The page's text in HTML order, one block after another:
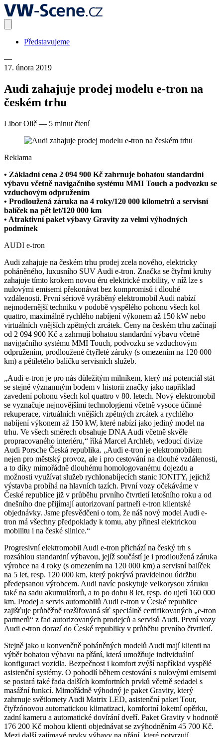
Představujeme
—
17. února 2019
Audi zahajuje prodej modelu e-tron na
českém trhu
Libor Olič — 5 minut čtení
Reklama
• Základní cena 2 094 900 Kč zahrnuje bohatou standardní
výbavu včetně navigačního systému MMI Touch a podvozku se
vzduchovým odpružením
• Prodloužená záruka na 4 roky/120 000 kilometrů a servisní
balíček na pět let/120 000 km
• Atraktivní paket výbavy Gravity za velmi výhodných
podmínek
AUDI e-tron
Audi zahajuje na českém trhu prodej zcela nového, elektricky
poháněného, luxusního SUV Audi e-tron. Značka se čtyřmi kruhy
zahajuje tímto krokem novou éru elektrické mobility, v níž lze s
nulovými emisemi překonávat bez kompromisů i dlouhé
vzdálenosti. První sériově vyráběný elektromobil Audi nabízí
nejmodernější techniku v podobě vyspělého pohonu všech kol
quattro, maximálně rychlého nabíjení výkonem až 150 kW nebo
virtuálních vnějších zpětných zrcátek. Ceny na českém trhu začínají
od 2 094 900 Kč a zahrnují bohatou standardní výbavu včetně
navigačního systému MMI Touch, podvozku se vzduchovým
odpružením, prodloužené čtyřleté záruky (s omezením na 120 000
km) a pětiletého balíčku servisních služeb.
„Audi e-tron je pro nás důležitým milníkem, který má potenciál stát
se stejně významným bodem v historii značky jako například
zavedení pohonu všech kol quattro v 80. letech. Nový elektromobil
se vyznačuje nejnovějšími technologiemi včetně vysoce účinné
rekuperace, virtuálních vnějších zpětných zrcátek a rychlého
nabíjení výkonem až 150 kW, které nabízí jako jediný model na
trhu. Ve všech směrech obsahuje DNA Audi včetně skvěle
propracovaného interiéru,“ říká Marcel Archleb, vedoucí divize
Audi Porsche Česká republika. „Audi e-tron je elektromobilem
nejen pro městský provoz, ale i pro cestování na dlouhé vzdálenosti,
a to díky mimořádně dlouhému homologovanému dojezdu a
možnosti využívat služeb rychlonabíjecích stanic IONITY, jejichž
výstavba probíhá na hlavních tazích. První vozy očekáváme v
České republice již v průběhu prvního čtvrtletí letošního roku a od
dnešního dne přijímají autorizovaní partneři e-tron klientské
objednávky. Jsme přesvědčeni o tom, že náš nový model Audi e-
tron má všechny předpoklady k tomu, aby přinesl elektrickou
mobilitu i na české silnice.“
Progresivní elektromobil Audi e-tron přichází na český trh s
rozsáhlou standardní výbavou, jejíž součástí je i prodloužená záruka
výrobce na 4 roky (s omezením na 120 000 km) a servisní balíček
na 5 let, resp. 120 000 km, který pokrývá pravidelnou údržbu
předepsanou výrobcem. Audi navíc poskytuje velkorysou záruku
také na sadu akumulátorů, a to po dobu 8 let, resp. do ujetí 160 000
km. Prodej a servis automobilů Audi e-tron v České republice
zajišťuje průběžně rozšiřovaná síť speciálně certifikovaných „e-tron
partnerů“ z řad autorizovaných prodejců a servisů Audi. První vozy
Audi e-tron dorazí do České republiky v průběhu prvního čtvrtletí.
Stejně jako u konvenčně poháněných modelů Audi mají klienti na
výběr bohatou výbavu na přání, která umožňuje individuální
konfiguraci vozidla. Bezpečnost i komfort zvýší například vyspělé
asistenční systémy. O pohodlí během cestování s nulovými emisemi
se postará také řada dalších komfortních prvků včetně sedadel s
masážní funkcí. Mimořádně výhodný je paket Gravity, který
zahrnuje světlomety Audi Matrix LED, asistenční paket Tour,
čtyřzónovou automatickou klimatizaci, komfortní loketní opěrku,
zadní kameru a automatické dovírání dveří. Paket Gravity v hodnotě
176 200 Kč mohou klienti objednávat se zvýhodněním 45 700 Kč.
Mezi další zajímavé prvky výbavy na přání, které potvrzují